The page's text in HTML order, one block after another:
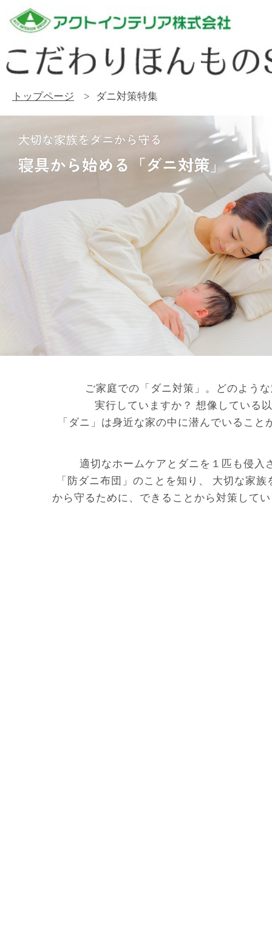
トップページ ダニ対策特集
ご家庭での「ダニ対策」。どのよう
実行していますか？ 想像している
「ダニ」は身近な家の中に潜んでいること
適切なホームケアとダニを１匹も侵入
「防ダニ布団」のことを知り、
大切な家族
から守るために、できることから対策して